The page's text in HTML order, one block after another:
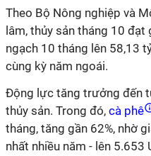
Theo Bộ Nông nghiệp và
lâm, thủy sản tháng 10
ngạch 10 tháng lên 58,13
cùng kỳ năm ngoái.
Động lực tăng trưởng đến
thủy sản. Trong đó, cà phê
tháng, tăng gần 62%, nhờ
nhất nhiều năm - lên 5.653